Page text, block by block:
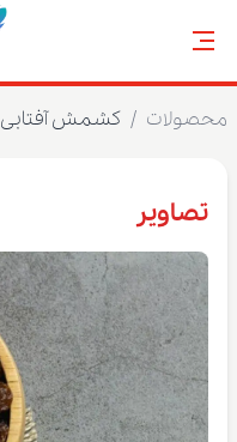
محصولات / کشمش آفتابی
تصاویر